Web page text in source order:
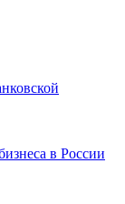
в России